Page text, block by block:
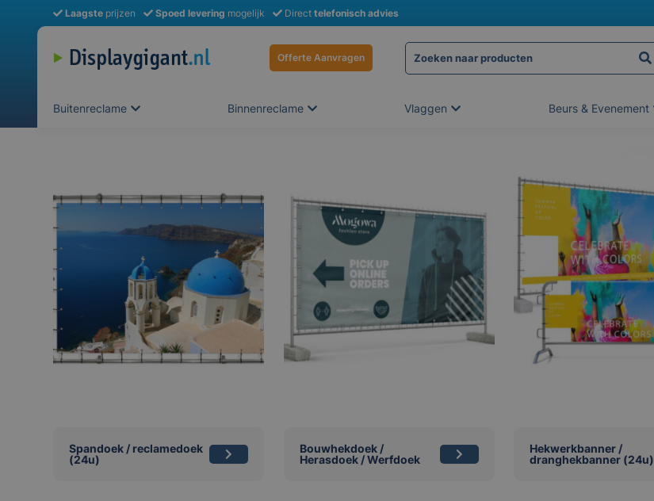
Laagste prijzen Spoed levering mogelijk Directtelefonisch advies
Offerte Aanvragen
Buitenreclame Binnenreclame Vlaggen Beurs & Evenement
Spandoek / reclamedoek
(24u)
Bouwhekdoek /
Herasdoek / Werfdoek
Hekwerkbanner /
dranghekbanner (24u)